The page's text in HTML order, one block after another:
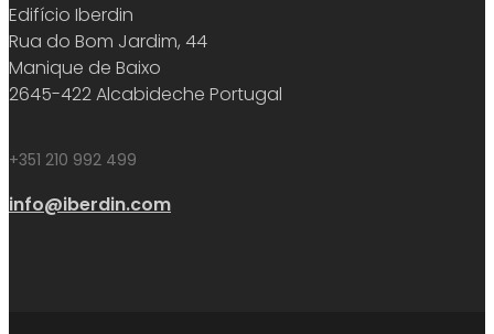
Edifício Iberdin
Rua do Bom Jardim, 44
Manique de Baixo
2645-422 Alcabideche Portugal
+351 210 992 499
info@iberdin.com